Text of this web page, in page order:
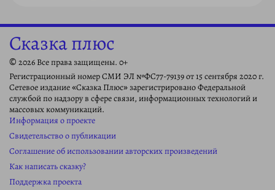
Сказка плюс
© 2026 Все права защищены. 0+
Регистрационный номер СМИ ЭЛ №ФС77-79139 от 15 сентября 2020 г.
Сетевое издание «Сказка Плюс» зарегистрировано Федеральной
службой по надзору в сфере связи, информационных технологий и
массовых коммуникаций.
Информация о проекте
Свидетельство о публикации
Соглашение об использовании авторских произведений
Как написать сказку?
Поддержка проекта